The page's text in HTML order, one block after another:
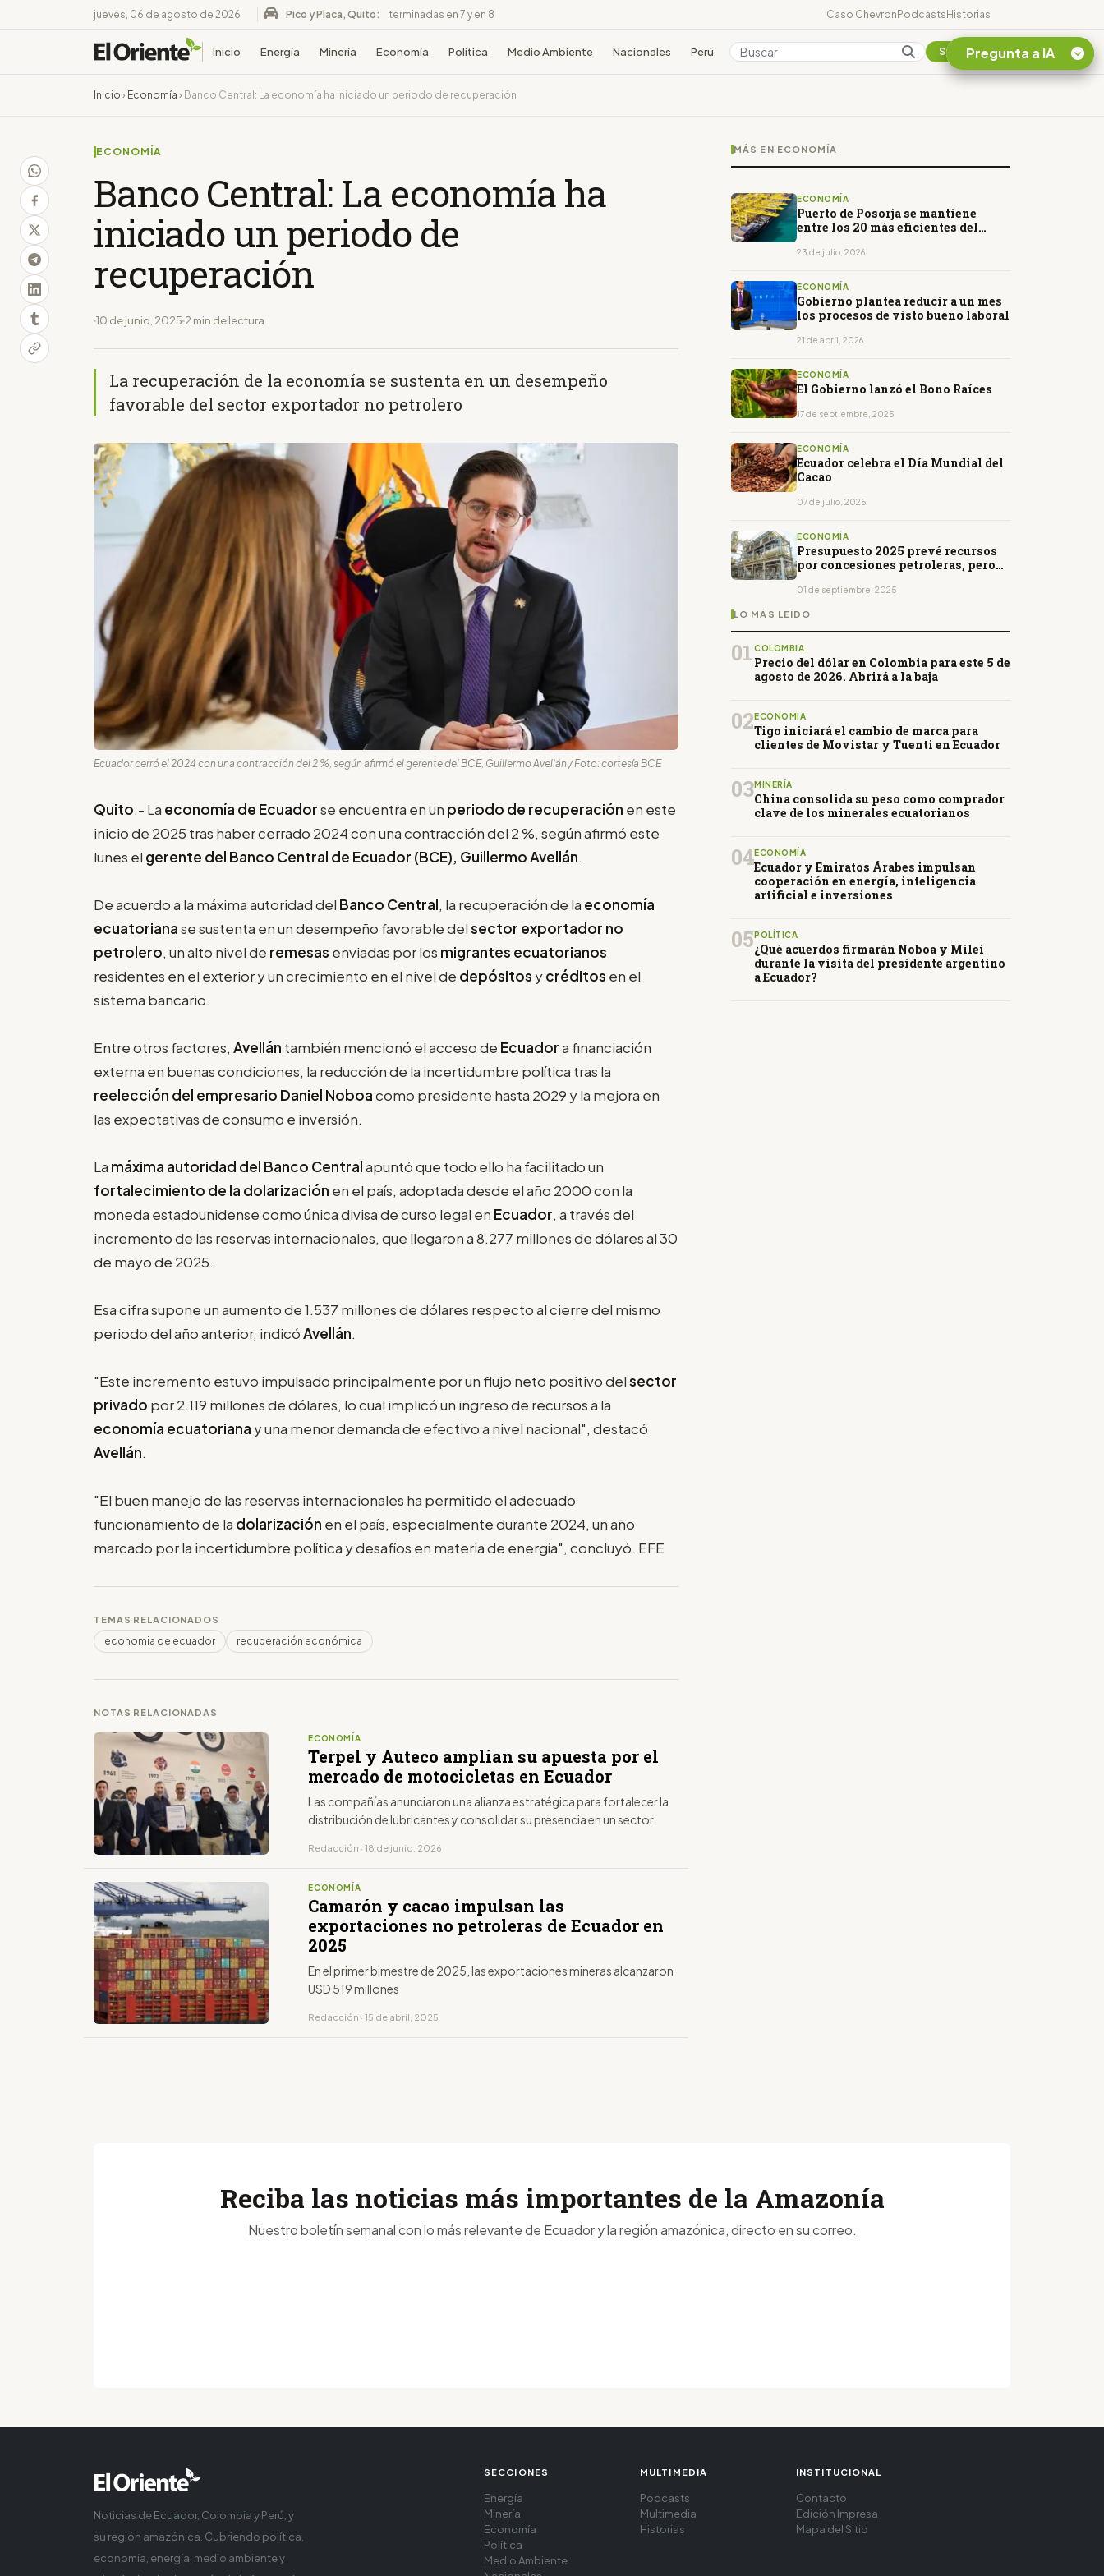
jueves, 06 de agosto de 2026 Pico y Placa, Quito: terminadas en 7 y en 8 Caso ChevronPodcastsHistorias
Inicio Energía Minería Economía Política Medio Ambiente Nacionales Perú Colombia Suscribirse
Inicio › Economía › Banco Central: La economía ha iniciado un periodo de recuperación
ECONOMÍA
Banco Central: La economía ha
iniciado un periodo de
recuperación
10 de junio, 2025 2 min de lectura
La recuperación de la economía se sustenta en un desempeño
favorable del sector exportador no petrolero
Ecuador cerró el 2024 con una contracción del 2 %, según afirmó el gerente del BCE, Guillermo Avellán / Foto: cortesía BCE
Quito.- La economía de Ecuadorse encuentra en un periodo de recuperación en este
inicio de 2025 tras haber cerrado 2024 con una contracción del 2 %, según afirmó este
lunes el gerente del Banco Central de Ecuador (BCE), Guillermo Avellán.
De acuerdo a la máxima autoridad del Banco Central, la recuperación de la economía
ecuatorianase sustenta en un desempeño favorable delsector exportador no
petrolero, un alto nivel de remesas enviadas por los migrantes ecuatorianos
residentes en el exterior y un crecimiento en el nivel de depósitos ycréditos en el
sistema bancario.
Entre otros factores, Avellán también mencionó el acceso de Ecuadora financiación
externa en buenas condiciones, la reducción de la incertidumbre política tras la
reelección del empresario Daniel Noboacomo presidente hasta 2029 y la mejora en
las expectativas de consumo e inversión.
La máxima autoridad del Banco Centralapuntó que todo ello ha facilitado un
fortalecimiento de la dolarización en el país, adoptada desde el año 2000 con la
moneda estadounidense como única divisa de curso legal en Ecuador, a través del
incremento de las reservas internacionales, que llegaron a 8.277 millones de dólares al 30
de mayo de 2025.
Esa cifra supone un aumento de 1.537 millones de dólares respecto al cierre del mismo
periodo del año anterior, indicóAvellán.
"Este incremento estuvo impulsado principalmente por un flujo neto positivo delsector
privado por 2.119 millones de dólares, lo cual implicó un ingreso de recursos a la
economía ecuatoriana y una menor demanda de efectivo a nivel nacional", destacó
Avellán.
"El buen manejo de las reservas internacionales ha permitido el adecuado
funcionamiento de la dolarización en el país, especialmente durante 2024, un año
marcado por la incertidumbre política y desafíos en materia de energía", concluyó. EFE
TEMAS RELACIONADOS
economia de ecuador recuperación económica
NOTAS RELACIONADAS
ECONOMÍA
Terpel y Auteco amplían su apuesta por el
mercado de motocicletas en Ecuador
Las compañías anunciaron una alianza estratégica para fortalecer la
distribución de lubricantes y consolidar su presencia en un sector
Redacción · 18 de junio, 2026
ECONOMÍA
Camarón y cacao impulsan las
exportaciones no petroleras de Ecuador en
2025
En el primer bimestre de 2025, las exportaciones mineras alcanzaron
USD 519 millones
Redacción · 15 de abril, 2025
MÁS EN ECONOMÍA
ECONOMÍA
Puerto de Posorja se mantiene
entre los 20 más eficientes del
23 de julio, 2026
ECONOMÍA
Gobierno plantea reducir a un mes
los procesos de visto bueno laboral
21 de abril, 2026
ECONOMÍA
El Gobierno lanzó el Bono Raíces
17 de septiembre, 2025
ECONOMÍA
Ecuador celebra el Día Mundial del
Cacao
07 de julio, 2025
ECONOMÍA
Presupuesto 2025 prevé recursos
por concesiones petroleras, pero
01 de septiembre, 2025
LO MÁS LEÍDO
01 COLOMBIA
Precio del dólar en Colombia para este 5 de
agosto de 2026. Abrirá a la baja
02 ECONOMÍA
Tigo iniciará el cambio de marca para
clientes de Movistar y Tuenti en Ecuador
03MINERÍA
China consolida su peso como comprador
clave de los minerales ecuatorianos
04ECONOMÍA
Ecuador y Emiratos Árabes impulsan
cooperación en energía, inteligencia
artificial e inversiones
05 POLÍTICA
¿Qué acuerdos firmarán Noboa y Milei
durante la visita del presidente argentino
a Ecuador?
Pregunta a IA
¿En que consiste la
Reciba las noticias más importantes de la Amazonía
Nuestro boletín semanal con lo más relevante de Ecuador y la región amazónica, directo en su correo.
Noticias de Ecuador, Colombia y Perú, y
su región amazónica. Cubriendo política,
economía, energía, medio ambiente y
SECCIONES
Energía
Minería
Economía
Política
Medio Ambiente
MULTIMEDIA
Podcasts
Multimedia
Historias
INSTITUCIONAL
Contacto
Edición Impresa
Mapa del Sitio